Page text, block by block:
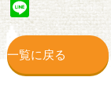
Line
一覧に戻る